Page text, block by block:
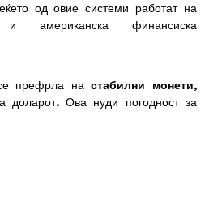
од овие системи работат на
и американска финансиска
префрла настабилни монети,
доларот. Ова нуди погодност за